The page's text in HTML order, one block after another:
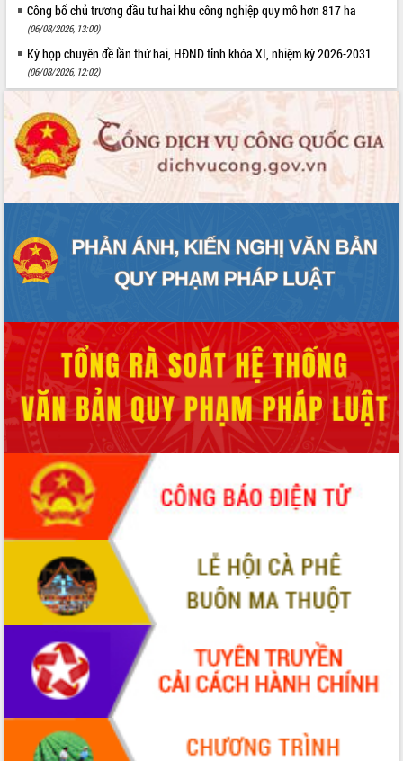
Công bố chủ trương đầu tư hai khu công nghiệp quy mô hơn 817 ha
(06/08/2026, 13:00)
Kỳ họp chuyên đề lần thứ hai, HĐND tỉnh khóa XI, nhiệm kỳ 2026-2031
(06/08/2026, 12:02)